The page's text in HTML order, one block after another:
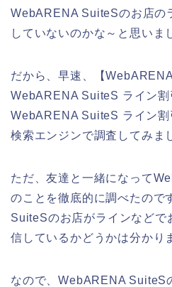
WebARENA SuiteSのお店の
していないのかな～と思いま
だから、早速、【
WebARENA SuiteS ライン割
WebARENA SuiteS ライン
検索エンジンで調査してみま
ただ、友達と一緒になって
のことを徹底的に調べたので
SuiteSのお店がラインなどで
信しているかどうかは分かり
なので、WebARENA SuiteS